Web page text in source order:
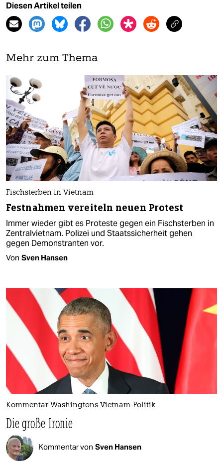
Diesen Artikel teilen
Mehr zum Thema
Fischsterben in Vietnam
Festnahmen vereiteln neuen Protest
Immer wieder gibt es Proteste gegen ein Fischsterben in
Zentralvietnam. Polizei und Staatssicherheit gehen
gegen Demonstranten vor.
Von Sven Hansen
Kommentar Washingtons Vietnam-Politik
Die große Ironie
Kommentar von Sven Hansen